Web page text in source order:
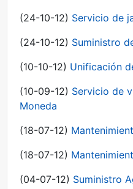
(24-10-12) Servicio de
(24-10-12) Suministro
(10-10-12) Unificación
(10-09-12) Servicio de
Moneda
(18-07-12)
(18-07-12)
(04-07-12) Suministro